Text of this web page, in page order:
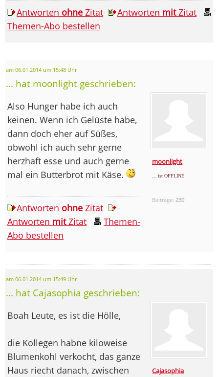
Antworten ohne Zitat Antworten mitZitat
Themen-Abo bestellen
am 06.01.2014 um 15:48 Uhr
... hat moonlight geschrieben:
moonlight
... ist OFFLINE
Beiträge: 230
Also Hunger habe ich auch
keinen. Wenn ich Gelüste habe,
dann doch eher auf Süßes,
obwohl ich auch sehr gerne
herzhaft esse und auch gerne
mal ein Butterbrot mit Käse.
Antworten ohne Zitat
Antworten mitZitat
Themen-
Abo bestellen
am 06.01.2014 um 15:49 Uhr
... hat Cajasophia geschrieben:
Cajasophia
Boah Leute, es ist die Hölle,
die Kollegen habne kiloweise
Blumenkohl verkocht, das ganze
Haus riecht danach, zwischen